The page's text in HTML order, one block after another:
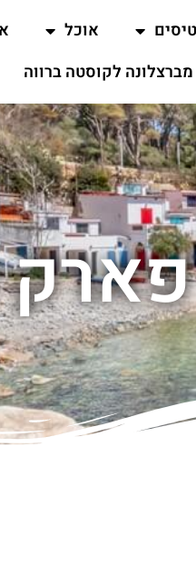
אוכל
מברצלונה לקוסטה ברווה